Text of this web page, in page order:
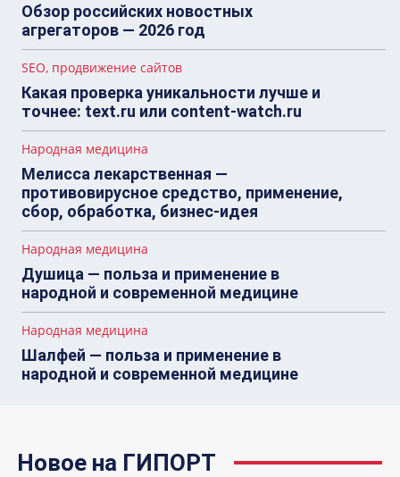
Обзор российских новостных
агрегаторов — 2026 год
SEO, продвижение сайтов
Какая проверка уникальности лучше и
точнее: text.ru или content-watch.ru
Народная медицина
Мелисса лекарственная —
противовирусное средство, применение,
сбор, обработка, бизнес-идея
Народная медицина
Душица — польза и применение в
народной и современной медицине
Народная медицина
Шалфей — польза и применение в
народной и современной медицине
Новое на ГИПОРТ